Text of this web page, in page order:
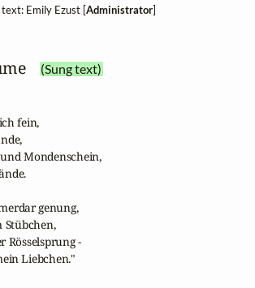
Emily Ezust [Administrator]
(Sung text)
fein,
Mondenschein,
genung,
Stübchen,
Rösselsprung -
Liebchen."